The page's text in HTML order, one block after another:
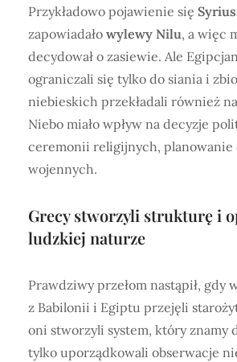
Przykładowo pojawienie się
zapowiadało wylewy Nilu, a więc
decydował o zasiewie. Ale
ograniczali się tylko do siania i
niebieskich przekładali również
Niebo miało wpływ na decyzje
ceremonii religijnych, planowanie
wojennych.
Grecy stworzyli strukturę i
ludzkiej naturze
Prawdziwy przełom nastąpił, gdy
z Babilonii i Egiptu przejęli
oni stworzyli system, który znamy
tylko uporządkowali obserwacje